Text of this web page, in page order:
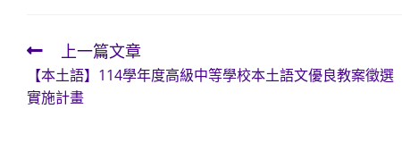
Read
more
articles
上一篇文章
【本土語】114學年度高級中等學校本土語文優良教案徵選
實施計畫